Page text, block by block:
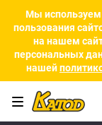
Мы
пользования
на нашем
персональных
нашей